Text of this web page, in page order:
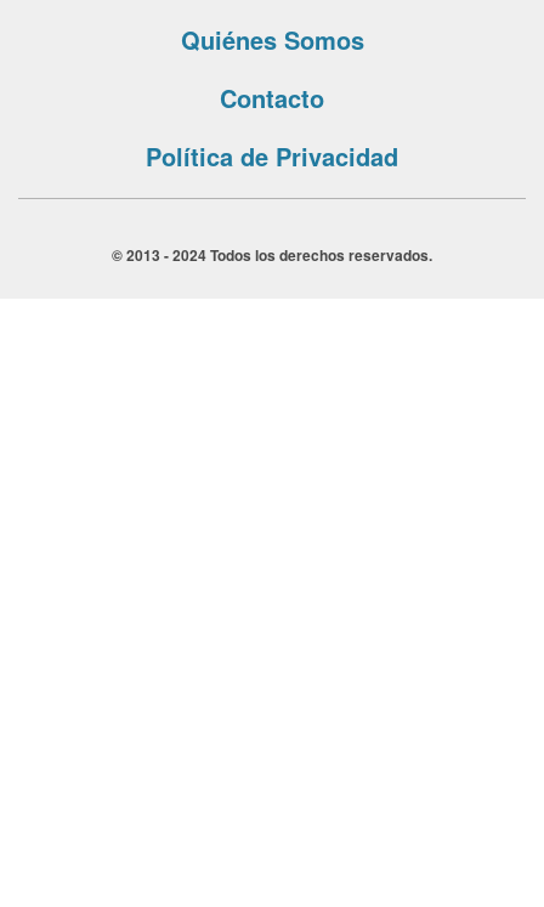
Quiénes Somos
Contacto
Política de Privacidad
© 2013 - 2024 Todos los derechos reservados.